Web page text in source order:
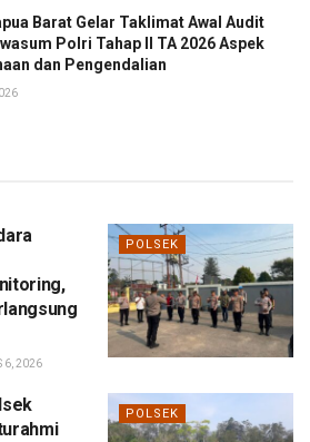
Barat Gelar Taklimat Awal Audit
Polri Tahap II TA 2026 Aspek
dan Pengendalian
POLSEK
6, 2026
POLSEK